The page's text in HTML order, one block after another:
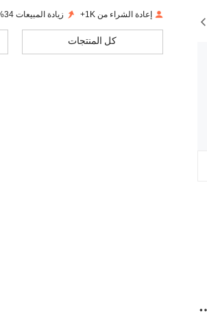
4.90
إعادة الشراء من 1K+ زيادة المبيعات 34%
كل المنتجات